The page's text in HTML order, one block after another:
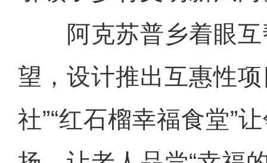
阿克苏普乡着眼互
望，设计推出互惠性
社”“红石榴幸福食堂”